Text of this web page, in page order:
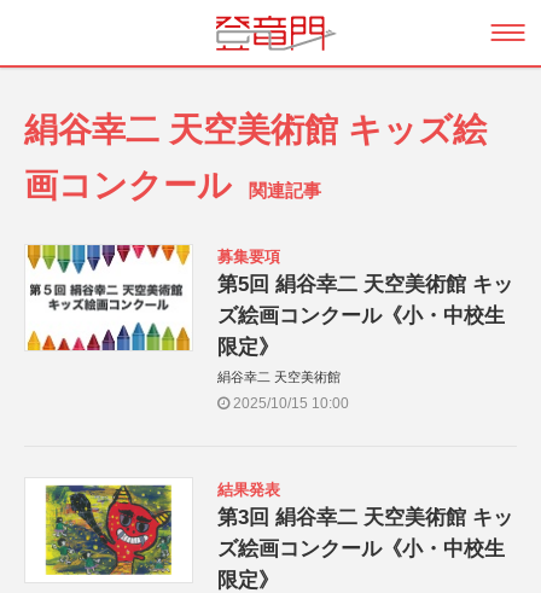
絹谷幸二 天空美術館 キッズ絵
画コンクール
関連記事
募集要項
第5回 絹谷幸二 天空美術館 キッ
ズ絵画コンクール《小・中校生
限定》
絹谷幸二 天空美術館
2025/10/15 10:00
結果発表
第3回 絹谷幸二 天空美術館 キッ
ズ絵画コンクール《小・中校生
限定》